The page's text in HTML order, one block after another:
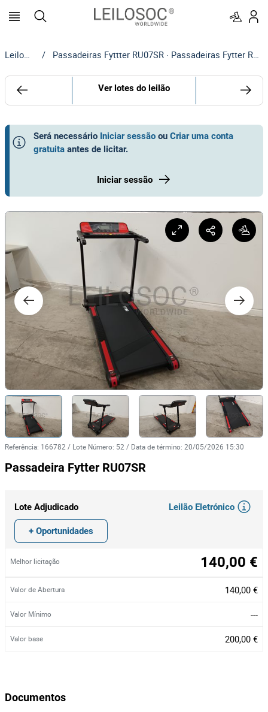
Leilosoc / Passadeiras Fyttter RU07SR · Passadeiras Fytter RU008BNG
Ver lotes do leilão
Será necessário Iniciar sessão ou Criar uma conta
gratuita antes de licitar.
Iniciar sessão
Referência: 166782 / Lote Número: 52 / Data de término: 20/05/2026 15:30
Passadeira Fytter RU07SR
Lote Adjudicado Leilão Eletrónico
+ Oportunidades
Melhor licitação 140,00 €
Valor de Abertura 140,00 €
Valor Mínimo ---
Valor base 200,00 €
Documentos